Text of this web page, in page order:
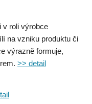
v roli výrobce
na vzniku produktu či
výrazně formuje,
>> detail